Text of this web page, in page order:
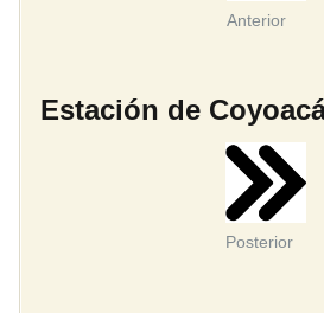
Anterior
Estación de
Posterior